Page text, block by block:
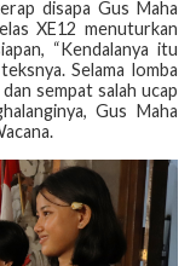
disapa Gus Maha
XE12 menuturkan
“Kendalanya itu
Selama lomba
sempat salah ucap
Gus Maha